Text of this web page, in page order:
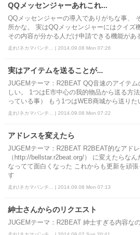
QQメッセンジャーあれこれ...
QQメッセンジャーの導入でありがちな事、
所かな。 実はQQメッセンジャーにはクイズ
その内容が分かる人だけ申請できる機能があ
走れ!ネカマバンチ... | 2014.09.08 Mon 07:26
実はアイテムを送ることが...
JUGEMテーマ：R2BEAT QQ音速のアイテ
しい。 1つはE市中心の我的物品から送る方
っている事） もう1つはWEB商城から送りた
走れ!ネカマバンチ... | 2014.09.08 Mon 07:22
アドレスを変えたら
JUGEMテーマ：R2BEAT R2BEAT的なアド
（http://bellstar.r2beat.org/） に変えたらな
なってて面白くなった これからも更新を頑
す
走れ!ネカマバンチ... | 2014.09.08 Mon 07:13
紳士さんからのリクエスト
JUGEMテーマ：R2BEAT 紳士すぎる内容な